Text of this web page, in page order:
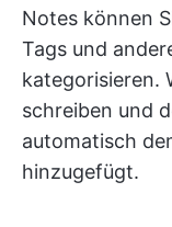
Notes können
Tags und
kategorisieren.
schreiben und
automatisch
hinzugefügt.